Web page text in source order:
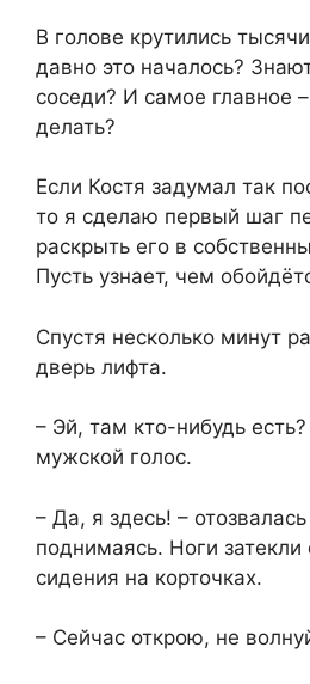
В голове крутились
давно это началось?
соседи? И самое главное
делать?
Если Костя задумал так
то я сделаю первый шаг
раскрыть его в
Пусть узнает, чем
Спустя несколько минут
дверь лифта.
– Эй, там кто-нибудь
мужской голос.
– Да, я здесь! –
поднимаясь. Ноги затекли
сидения на корточках.
– Сейчас открою, не